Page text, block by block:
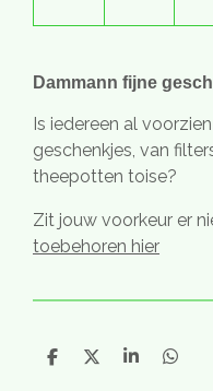
Dammann fijne
Is iedereen al
geschenkjes, van
theepotten toise?
Zit jouw voorkeur er
toebehoren hier
D
D
S
D